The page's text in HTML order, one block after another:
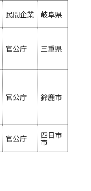
民間企業 岐阜県
官公庁 三重県
官公庁 鈴鹿市
官公庁 四日市
市